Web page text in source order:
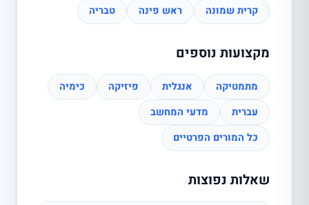
קרית שמונה ראש פינה טבריה
מקצועות נוספים
מתמטיקה אנגלית פיזיקה
כימיה
עברית
מדעי המחשב
כל המורים הפרטיים
שאלות נפוצות